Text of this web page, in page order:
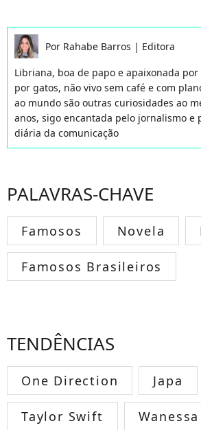
Por Rahabe Barros | Editora
Libriana, boa de papo e apaixonada por
por gatos, não vivo sem café e com
ao mundo são outras curiosidades ao
anos, sigo encantada pelo jornalismo e
diária da comunicação
PALAVRAS-CHAVE
Famosos Novela
Famosos Brasileiros
TENDÊNCIAS
One Direction Japa
Taylor Swift